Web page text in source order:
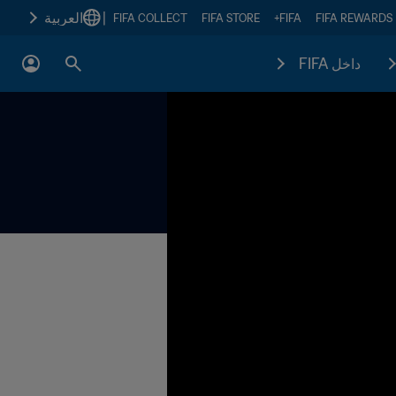
FIFA REWARDS
FIFA+
FIFA STORE
FIFA COLLECT العربية
داخل FIFA